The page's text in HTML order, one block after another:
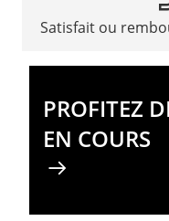
Satisfait ou
PROFITEZ
EN COURS